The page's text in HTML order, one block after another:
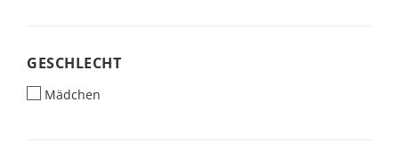
GESCHLECHT
GESCHLECHT
Mädchen